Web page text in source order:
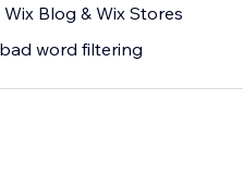
Blog & Wix Stores
word filtering